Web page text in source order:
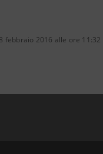
febbraio 2016 alle ore 11:32